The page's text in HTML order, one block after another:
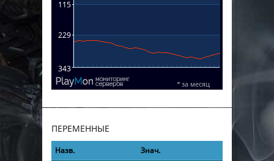
ПЕРЕМЕННЫЕ
Назв.
Знач.